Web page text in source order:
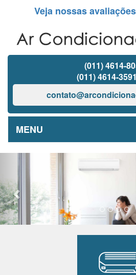
Veja nossas
(011) 4614-
(011) 4614-3591
MENU
Previous